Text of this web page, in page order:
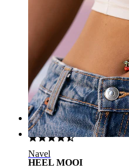
Navel
Prachtig
Rita Geverifieerde
Vertaald door AI Toon
Rating
HEEL MOOI